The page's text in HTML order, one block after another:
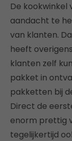
De
aandacht te
van klanten.
heeft
klanten zelf
pakket in
pakketten bij
Direct de
enorm prettig
tegelijkertijd